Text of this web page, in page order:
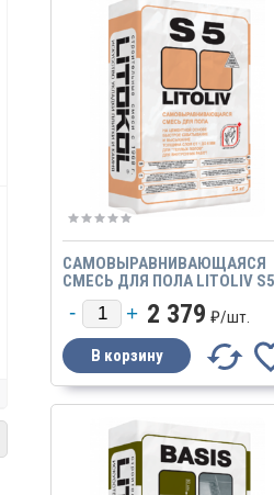
САМОВЫРАВНИВАЮЩАЯСЯ
СМЕСЬ ДЛЯ ПОЛА LITOLIV S5
25КГ
2 379 ₽/шт.